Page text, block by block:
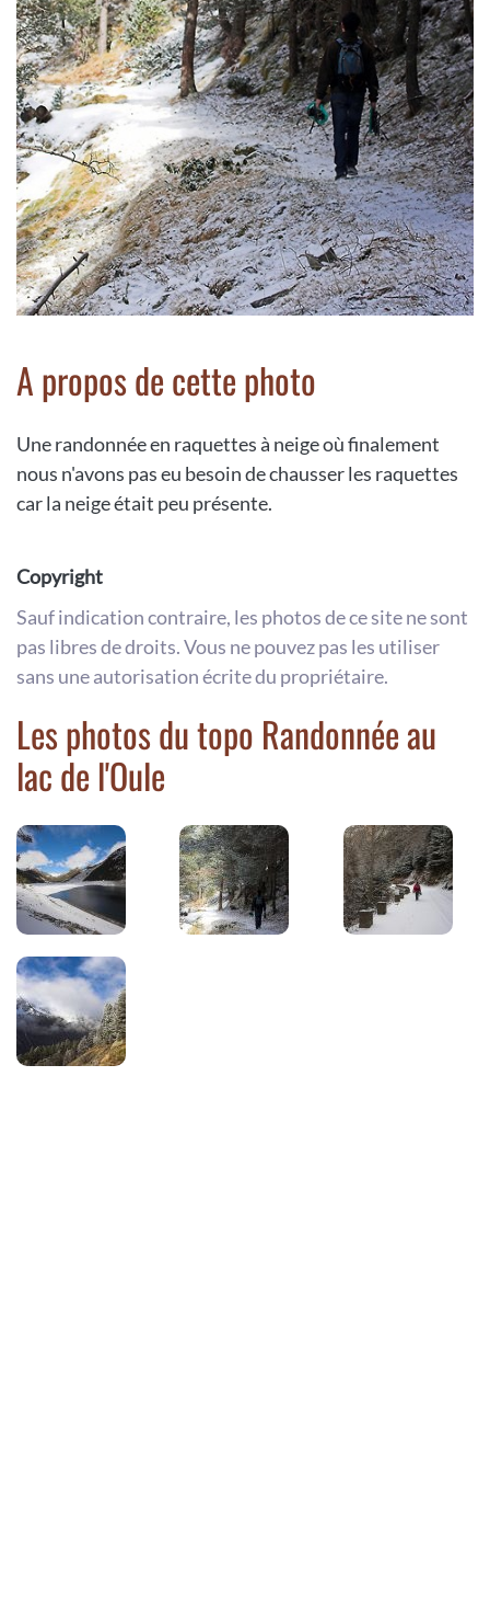
A propos de cette photo
Une randonnée en raquettes à neige où finalement
nous n'avons pas eu besoin de chausser les raquettes
car la neige était peu présente.
Copyright
Sauf indication contraire, les photos de ce site ne sont
pas libres de droits. Vous ne pouvez pas les utiliser
sans une autorisation écrite du propriétaire.
Les photos du topo Randonnée au
lac de l'Oule